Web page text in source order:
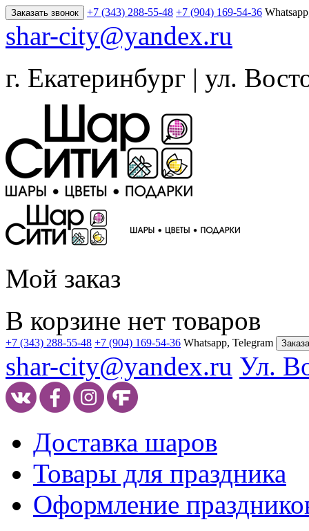
Заказать звонок +7 (343) 288-55-48 +7 (904) 169-54-36
shar-city@yandex.ru
г. Екатеринбург | ул.
Мой заказ
В корзине нет товаров
+7 (343) 288-55-48 +7 (904) 169-54-36 Whatsapp, Telegram
shar-city@yandex.ru Ул.
Доставка шаров
Товары для праздника
Оформление